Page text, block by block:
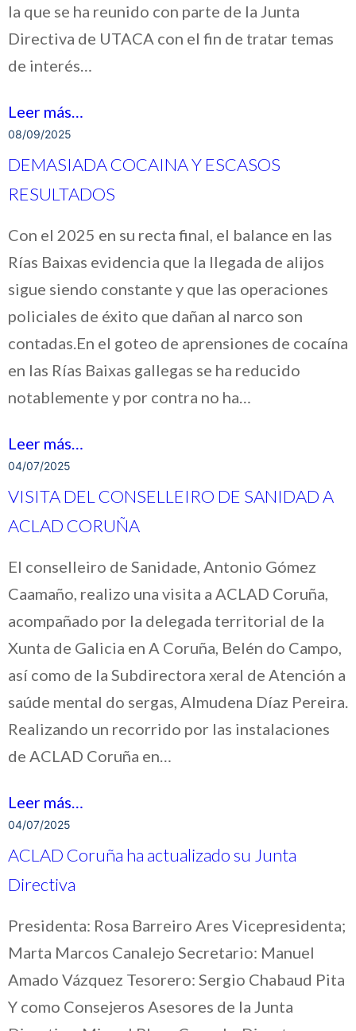
la que se ha reunido con parte de la Junta
Directiva de UTACA con el fin de tratar temas
de interés…
Leer más…
08/09/2025
DEMASIADA COCAINA Y ESCASOS
RESULTADOS
Con el 2025 en su recta final, el balance en las
Rías Baixas evidencia que la llegada de alijos
sigue siendo constante y que las operaciones
policiales de éxito que dañan al narco son
contadas.En el goteo de aprensiones de cocaína
en las Rías Baixas gallegas se ha reducido
notablemente y por contra no ha…
Leer más…
04/07/2025
VISITA DEL CONSELLEIRO DE SANIDAD A
ACLAD CORUÑA
El conselleiro de Sanidade, Antonio Gómez
Caamaño, realizo una visita a ACLAD Coruña,
acompañado por la delegada territorial de la
Xunta de Galicia en A Coruña, Belén do Campo,
así como de la Subdirectora xeral de Atención a
saúde mental do sergas, Almudena Díaz Pereira.
Realizando un recorrido por las instalaciones
de ACLAD Coruña en…
Leer más…
04/07/2025
ACLAD Coruña ha actualizado su Junta
Directiva
Presidenta: Rosa Barreiro Ares Vicepresidenta;
Marta Marcos Canalejo Secretario: Manuel
Amado Vázquez Tesorero: Sergio Chabaud Pita
Y como Consejeros Asesores de la Junta